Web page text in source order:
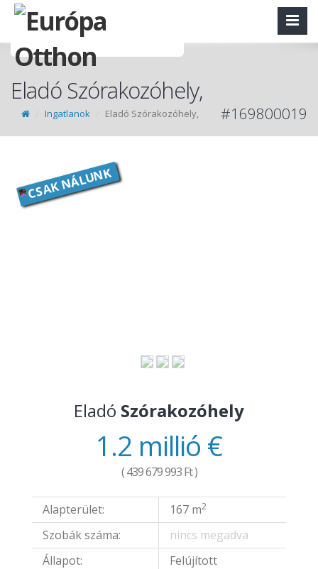
Eladó Szórakozóhely,
Ingatlanok Eladó Szórakozóhely, #169800019
Eladó Szórakozóhely
1.2 millió €
( 439 679 993 Ft )
Alapterület: 167 m2
Szobák száma:
nincs megadva
Állapot:
Felújított